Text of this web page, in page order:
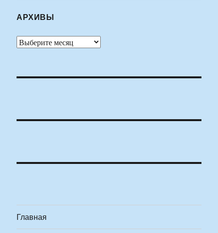
АРХИВЫ
Архивы
Главная